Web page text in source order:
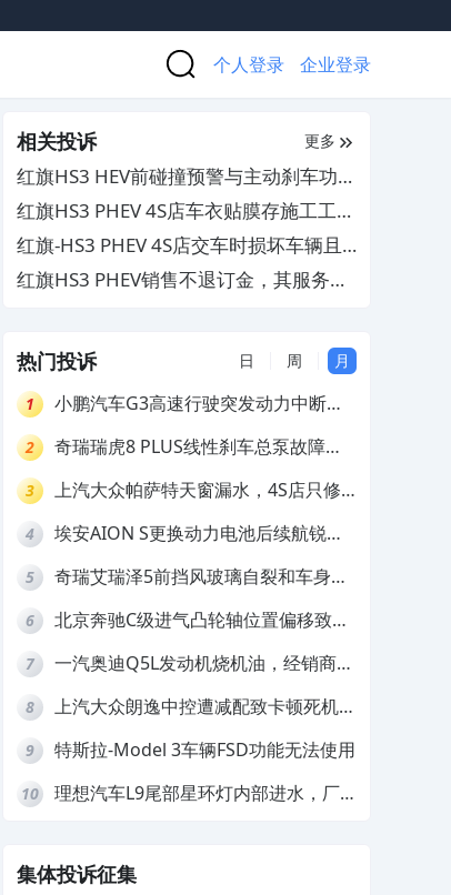
个人登录 企业登录
相关投诉 更多
红旗HS3 HEV前碰撞预警与主动刹车功能
失效，4S店查不出原因无法解决
红旗HS3 PHEV 4S店车衣贴膜存施工工艺
缺陷，其推诿责任不解决
红旗-HS3 PHEV 4S店交车时损坏车辆且
拒不处理
红旗HS3 PHEV销售不退订金，其服务态
热门投诉 日 周 月
1
小鹏汽车G3高速行驶突发动力中断，
2
奇瑞瑞虎8 PLUS线性刹车总泵故障，
3
上汽大众帕萨特天窗漏水，4S店只修
4
埃安AION S更换动力电池后续航锐
5
奇瑞艾瑞泽5前挡风玻璃自裂和车身多
6
北京奔驰C级进气凸轮轴位置偏移致发
7
一汽奥迪Q5L发动机烧机油，经销商推
8
上汽大众朗逸中控遭减配致卡顿死机，
9 特斯拉-Model 3车辆FSD功能无法使用
10
理想汽车L9尾部星环灯内部进水，厂
集体投诉征集